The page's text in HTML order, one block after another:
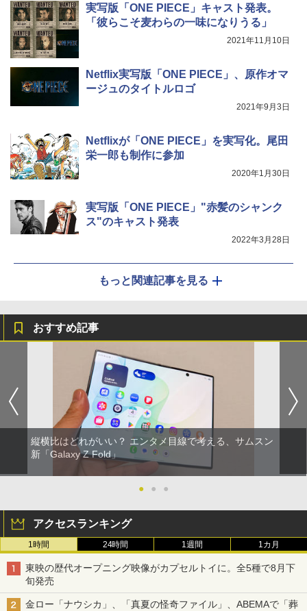
実写版「ONE PIECE」キャスト発表。
「彼らこそ麦わらの一味になりうる」
2021年11月10日
Netflix実写版「ONE PIECE」、原作オマ
ージュのタイトルロゴ
2021年9月3日
Netflixが「ONE PIECE」を実写化。尾田
栄一郎も制作に参加
2020年1月30日
実写版「ONE PIECE」"赤髪のシャンク
ス"のキャスト発表
2022年3月28日
もっと関連記事を見る
おすすめ記事
縦横比はどれがいい？ エンタメ目線で考える、サムスン
新「Galaxy Z Fold」
● ● ●
アクセスランキング
1時間 24時間 1週間 1カ月
東映の歴代オープニング映像がカプセルトイに。全5種で8月下
旬発売
金ロー「ナウシカ」、「真夏の怪奇ファイル」、ABEMAで「葬